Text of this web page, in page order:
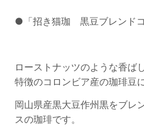
●「招き猫珈 黒豆ブレンドコ
ローストナッツのような香ば
特徴のコロンビア産の珈琲豆に
岡山県産黒大豆作州黒をブレ
スの珈琲です。